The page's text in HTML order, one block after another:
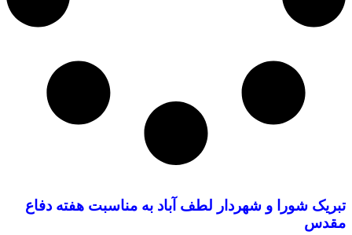
تبریک شورا و شهردار لطف آباد به مناسبت هفته دفاع
مقدس